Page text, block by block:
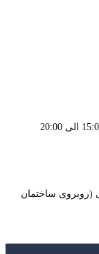
(روبروی ساختمان